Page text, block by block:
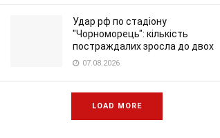
Удар рф по стадіону
"Чорноморець": кількість
постраждалих зросла до двох
07.08.2026
LOAD MORE